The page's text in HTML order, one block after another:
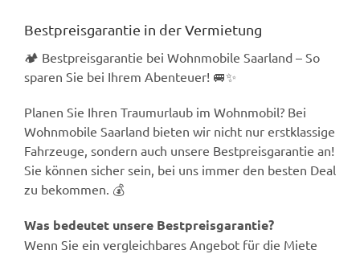
Öffnungszeiten
Bestpreisgarantie in der Vermietung
🏕️ Bestpreisgarantie bei Wohnmobile Saarland – So
sparen Sie bei Ihrem Abenteuer! 🚐✨
Planen Sie Ihren Traumurlaub im Wohnmobil? Bei
Wohnmobile Saarland bieten wir nicht nur erstklassige
Fahrzeuge, sondern auch unsere Bestpreisgarantie an!
Sie können sicher sein, bei uns immer den besten Deal
zu bekommen. 💰
Was bedeutet unsere Bestpreisgarantie?
Wenn Sie ein vergleichbares Angebot für die Miete